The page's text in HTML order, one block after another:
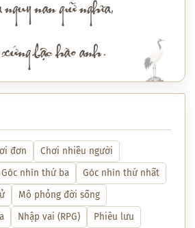
nan giữ nghĩa,
bậc hào anh.
đơn
Chơi nhiều người
Góc nhìn thứ ba
Góc nhìn thứ nhất
Mô phỏng đời sống
Nhập vai (RPG) Phiêu lưu